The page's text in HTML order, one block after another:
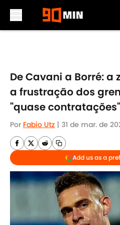
De Cavani a Borré: a
a frustração dos
"quase contratações"
Por Fabio Utz | 31 de mar. de
Add us as a